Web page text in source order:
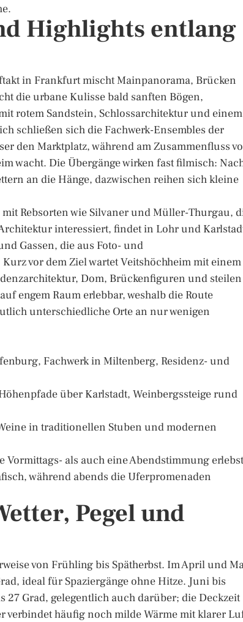
Highlights entlang
in Frankfurt mischt Mainpanorama, Brücken
die urbane Kulisse bald sanften Bögen,
rotem Sandstein, Schlossarchitektur und einem
schließen sich die Fachwerk-Ensembles der
den Marktplatz, während am Zusammenfluss
wacht. Die Übergänge wirken fast filmisch:
an die Hänge, dazwischen reihen sich kleine
Rebsorten wie Silvaner und Müller-Thurgau,
interessiert, findet in Lohr und
Gassen, die aus Foto- und
vor dem Ziel wartet Veitshöchheim mit einem
Dom, Brückenfiguren und steilen
engem Raum erlebbar, weshalb die Route
unterschiedliche Orte an nur wenigen
Fachwerk in Miltenberg, Residenz- und
über Karlstadt, Weinbergssteige rund
in traditionellen Stuben und modernen
Vormittags- als auch eine Abendstimmung
während abends die Uferpromenaden
Pegel und
von Frühling bis Spätherbst. Im April und
ideal für Spaziergänge ohne Hitze. Juni bis
Grad, gelegentlich auch darüber; die Deckzeit
verbindet häufig noch milde Wärme mit klarer